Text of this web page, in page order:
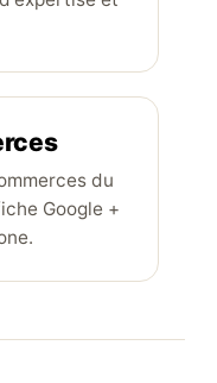
du
Google +